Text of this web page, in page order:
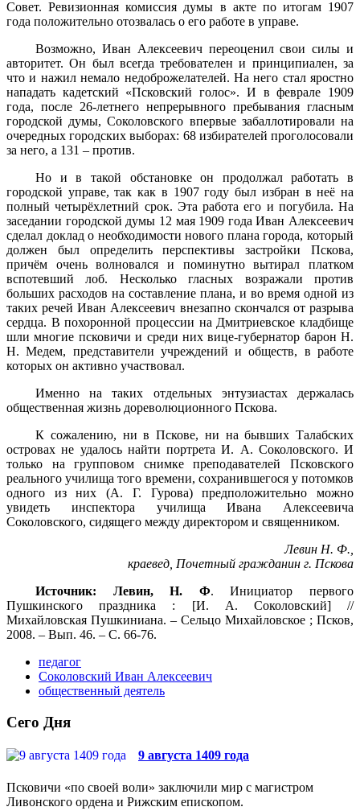
Совет. Ревизионная комиссия думы в акте по итогам 1907
года положительно отозвалась о его работе в управе.
Возможно, Иван Алексеевич переоценил свои силы и
авторитет. Он был всегда требователен и принципиален, за
что и нажил немало недоброжелателей. На него стал яростно
нападать кадетский «Псковский голос». И в феврале 1909
года, после 26-летнего непрерывного пребывания гласным
городской думы, Соколовского впервые забаллотировали на
очередных городских выборах: 68 избирателей проголосовали
за него, а 131 – против.
Но и в такой обстановке он продолжал работать в
городской управе, так как в 1907 году был избран в неё на
полный четырёхлетний срок. Эта работа его и погубила. На
заседании городской думы 12 мая 1909 года Иван Алексеевич
сделал доклад о необходимости нового плана города, который
должен был определить перспективы застройки Пскова,
причём очень волновался и поминутно вытирал платком
вспотевший лоб. Несколько гласных возражали против
больших расходов на составление плана, и во время одной из
таких речей Иван Алексеевич внезапно скончался от разрыва
сердца. В похоронной процессии на Дмитриевское кладбище
шли многие псковичи и среди них вице-губернатор барон Н.
Н. Медем, представители учреждений и обществ, в работе
которых он активно участвовал.
Именно на таких отдельных энтузиастах держалась
общественная жизнь дореволюционного Пскова.
К сожалению, ни в Пскове, ни на бывших Талабских
островах не удалось найти портрета И. А. Соколовского. И
только на групповом снимке преподавателей Псковского
реального училища того времени, сохранившегося у потомков
одного из них (А. Г. Гурова) предположительно можно
увидеть инспектора училища Ивана Алексеевича
Соколовского, сидящего между директором и священником.
Левин Н. Ф.,
краевед, Почетный гражданин г. Пскова
Источник: Левин, Н. Ф. Инициатор первого
Пушкинского праздника : [И. А. Соколовский] //
Михайловская Пушкиниана. – Сельцо Михайловское ; Псков,
2008. – Вып. 46. – С. 66-76.
педагог
Соколовский Иван Алексеевич
общественный деятель
Сего Дня
9 августа 1409 года
Псковичи «по своей воли» заключили мир с магистром
Ливонского ордена и Рижским епископом.